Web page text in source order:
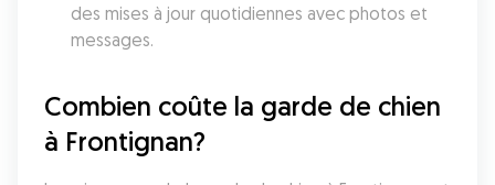
des mises à jour quotidiennes avec photos et
messages.
Combien coûte la garde de chien
à Frontignan?